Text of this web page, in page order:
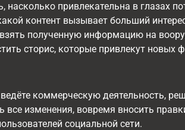
насколько привлекательна в глазах
контент вызывает больший
полученную информацию на
сторис, которые привлекут новых
коммерческую деятельность,
изменения, вовремя вносить
социальной сети.